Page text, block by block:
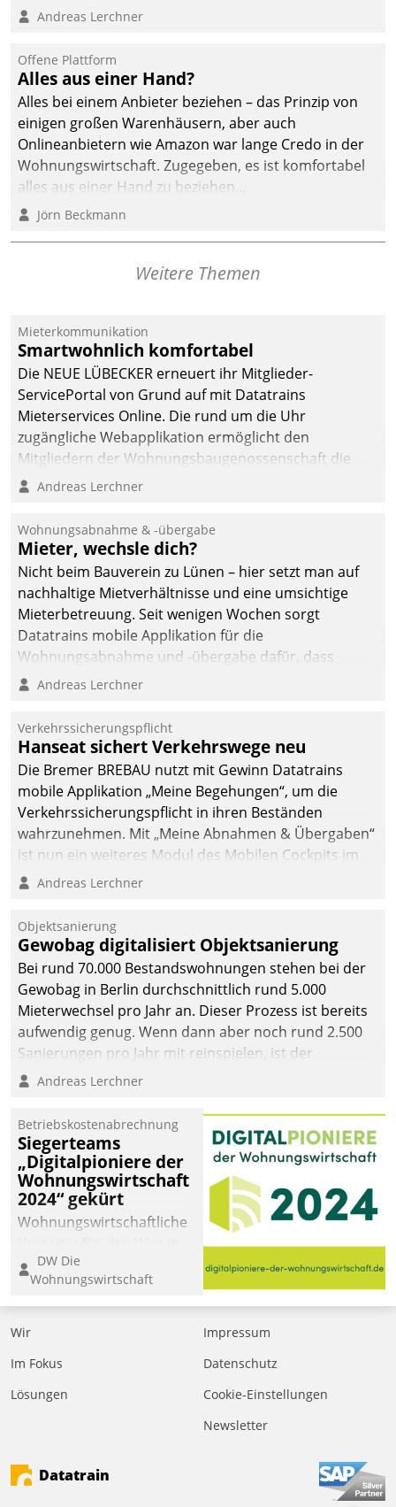
Andreas Lerchner
Offene Plattform
Alles aus einer Hand?
Alles bei einem Anbieter beziehen – das Prinzip von
einigen großen Warenhäusern, aber auch
Onlineanbietern wie Amazon war lange Credo in der
Wohnungswirtschaft. Zugegeben, es ist komfortabel
alles aus einer Hand zu beziehen...
Jörn Beckmann
Weitere Themen
Mieterkommunikation
Smartwohnlich komfortabel
Die NEUE LÜBECKER erneuert ihr Mitglieder-
ServicePortal von Grund auf mit Datatrains
Mieterservices Online. Die rund um die Uhr
zugängliche Webapplikation ermöglicht den
Mitgliedern der Wohnungs­bau­genossenschaft die
Kontaktaufnahme per Smartphone, Tablet oder PC.
Andreas Lerchner
Wohnungsabnahme & -übergabe
Mieter, wechsle dich?
Nicht beim Bauverein zu Lünen – hier setzt man auf
nachhaltige Mietverhältnisse und eine umsichtige
Mieterbetreuung. Seit wenigen Wochen sorgt
Datatrains mobile Applikation für die
Wohnungsabnahme und -übergabe dafür, dass
Mieter wohlgeordnet kommen und, so es sein muss,
Andreas Lerchner
Verkehrssicherungspflicht
Hanseat sichert Verkehrswege neu
Die Bremer BREBAU nutzt mit Gewinn Datatrains
mobile Applikation „Meine Begehungen“, um die
Verkehrssicherungspflicht in ihren Beständen
wahrzunehmen. Mit „Meine Abnahmen & Übergaben“
ist nun ein weiteres Modul des Mobilen Cockpits im
Einsatz.
Andreas Lerchner
Objektsanierung
Gewobag digitalisiert Objektsanierung
Bei rund 70.000 Bestandswohnungen stehen bei der
Gewobag in Berlin durchschnittlich rund 5.000
Mieterwechsel pro Jahr an. Dieser Prozess ist bereits
aufwendig genug. Wenn dann aber noch rund 2.500
Sanierungen pro Jahr mit reinspielen, ist der
Betreuungs- und Organisationsaufwand immens. Im
kommunale Wohnungsbauunternehmen daher
gemeinsam mit der Berliner Datatrain GmbH den
Teilprozess der Objektsanierung digitalisiert.
Andreas Lerchner
Betriebskostenabrechnung
Siegerteams
„Digitalpioniere der
Wohnungswirtschaft
2024“ gekürt
Wohnungswirtschaftliche
eine digitale Zukunft zu
finden, ist das Ziel des
Awards „Digitalpioniere
der
Bewerben können sich
dafür ein Team
DW Die
Wohnungswirtschaft
Wir
Im Fokus
Lösungen
Impressum
Datenschutz
Cookie-Einstellungen
Newsletter
Datatrain